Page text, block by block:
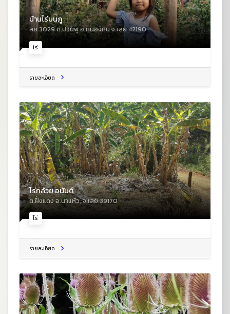
ไร่
บ้านไร่บนภู
ลย.3029 ต.ปวนพุ อ.หนองหิน จ.เลย 42190
รายละเอียด
ไร่
ไร่กล้วย อนันต์
ต.ฝั่งแดง อ.นาแห้ว, จ.เลย 39170
รายละเอียด